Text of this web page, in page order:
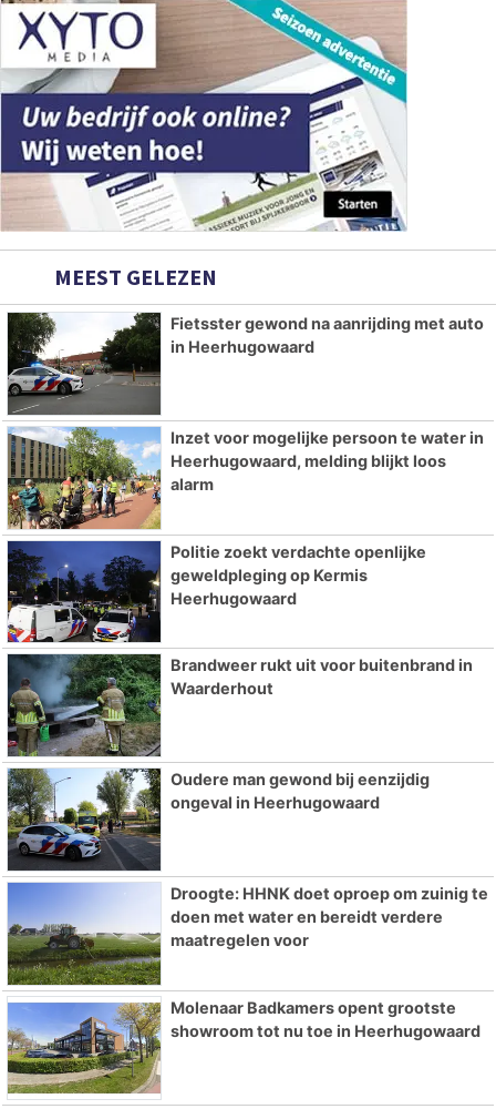
MEEST GELEZEN
Fietsster gewond na aanrijding met auto
in Heerhugowaard
Inzet voor mogelijke persoon te water in
Heerhugowaard, melding blijkt loos
alarm
Politie zoekt verdachte openlijke
geweldpleging op Kermis
Heerhugowaard
Brandweer rukt uit voor buitenbrand in
Waarderhout
Oudere man gewond bij eenzijdig
ongeval in Heerhugowaard
Droogte: HHNK doet oproep om zuinig te
doen met water en bereidt verdere
maatregelen voor
Molenaar Badkamers opent grootste
showroom tot nu toe in Heerhugowaard